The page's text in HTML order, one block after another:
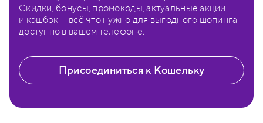
Скидки, бонусы, промокоды, актуальные акции
и кэшбэк — всё что нужно для выгодного шопинга
доступно в вашем телефоне.
Присоединиться к Кошельку